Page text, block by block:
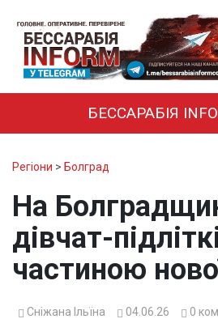
БЕССАРАБІЯ
Регіони > Болград
На
дівчат-
частиною
Сніжана Ільїна 04.06.26 0